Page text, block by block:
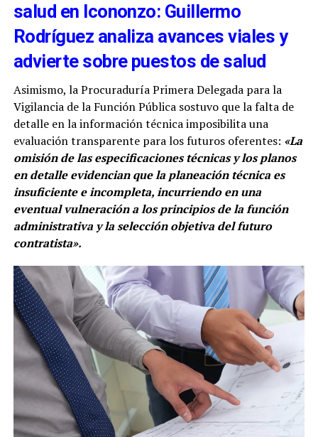
salud en Icononzo: Guillermo
Rodríguez analiza avances viales y
advierte sobre puestos de salud
Asimismo, la Procuraduría Primera Delegada para la
Vigilancia de la Función Pública sostuvo que la falta de
detalle en la información técnica imposibilita una
evaluación transparente para los futuros oferentes: «La
omisión de las especificaciones técnicas y los planos
en detalle evidencian que la planeación técnica es
insuficiente e incompleta, incurriendo en una
eventual vulneración a los principios de la función
administrativa y la selección objetiva del futuro
contratista».